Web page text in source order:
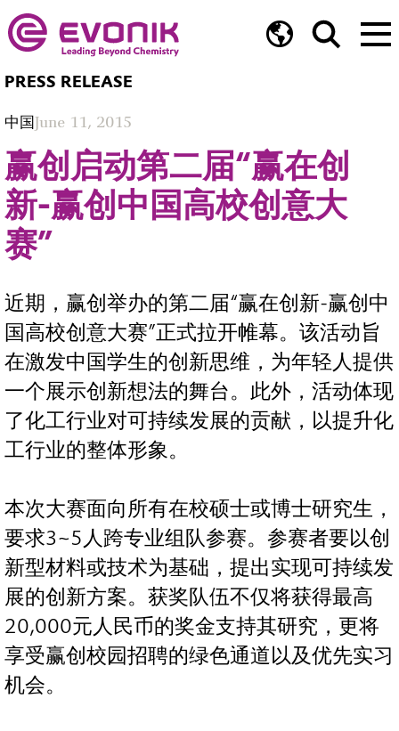
PRESS RELEASE
中国June 11, 2015
赢创启动第二届“赢在创
新-赢创中国高校创意大
赛”
近期，赢创举办的第二届“赢在创新-赢创中
国高校创意大赛”正式拉开帷幕。该活动旨
在激发中国学生的创新思维，为年轻人提供
一个展示创新想法的舞台。此外，活动体现
了化工行业对可持续发展的贡献，以提升化
工行业的整体形象。
本次大赛面向所有在校硕士或博士研究生，
要求3~5人跨专业组队参赛。参赛者要以创
新型材料或技术为基础，提出实现可持续发
展的创新方案。获奖队伍不仅将获得最高
20,000元人民币的奖金支持其研究，更将
享受赢创校园招聘的绿色通道以及优先实习
机会。